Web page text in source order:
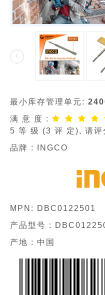
最小库存管理单元:
满 意 度 :
5 等 级 (3 评 定), 请评
品牌 :
INGCO
MPN:
DBC0122501
产品型号 :
产地 : 中国